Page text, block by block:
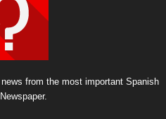
from the most important Spanish